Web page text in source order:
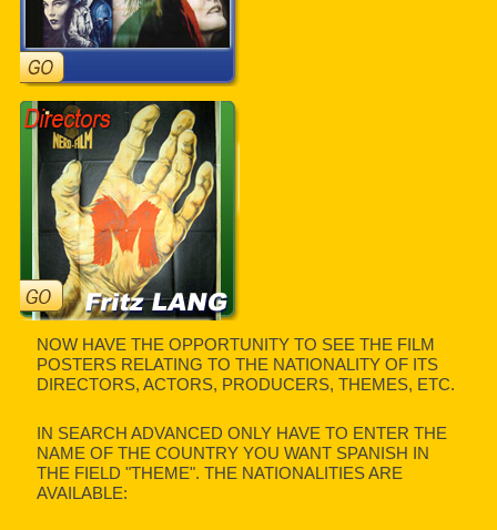
NOW HAVE THE OPPORTUNITY TO SEE THE FILM
POSTERS RELATING TO THE NATIONALITY OF ITS
DIRECTORS, ACTORS, PRODUCERS, THEMES, ETC.
IN SEARCH ADVANCED ONLY HAVE TO ENTER THE
NAME OF THE COUNTRY YOU WANT SPANISH IN
THE FIELD "THEME". THE NATIONALITIES ARE
AVAILABLE: